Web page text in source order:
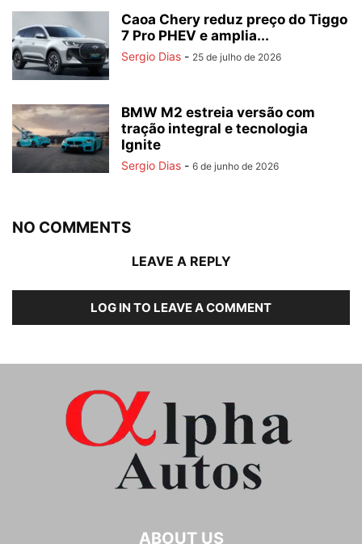
Caoa Chery reduz preço do Tiggo
7 Pro PHEV e amplia...
Sergio Dias - 25 de julho de 2026
BMW M2 estreia versão com
tração integral e tecnologia
Ignite
Sergio Dias - 6 de junho de 2026
NO COMMENTS
LEAVE A REPLY
LOG IN TO LEAVE A COMMENT
ABOUT US